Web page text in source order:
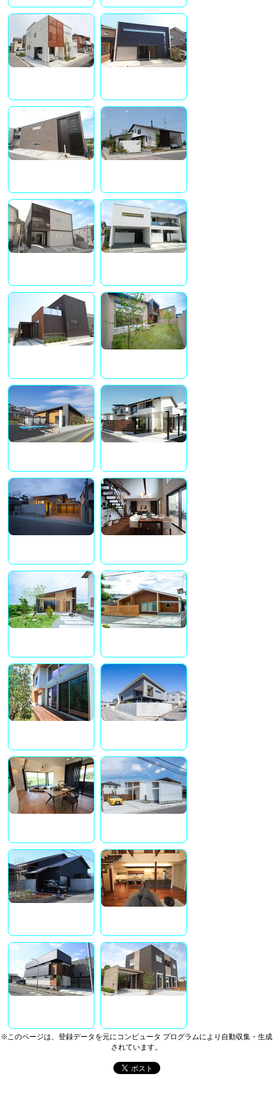
※このページは、登録データを元にコンピュータ プログラムにより自動収集・生成
されています。